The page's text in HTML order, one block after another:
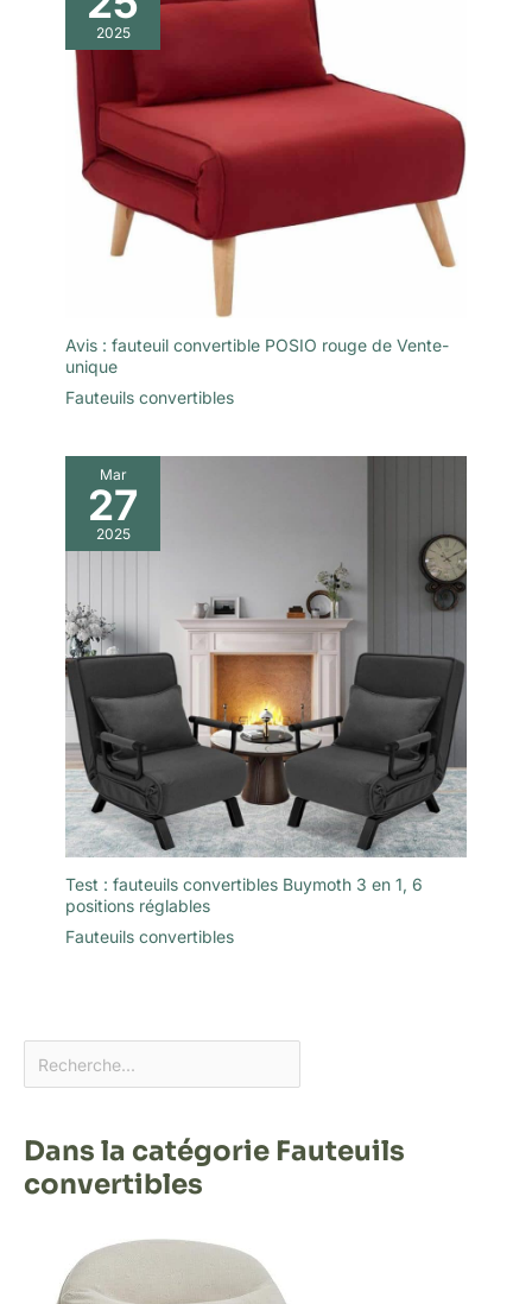
2025
Avis : fauteuil convertible POSIO rouge de Vente-
unique
Fauteuils convertibles
Mar
27
2025
Test : fauteuils convertibles Buymoth 3 en 1, 6
positions réglables
Fauteuils convertibles
Dans la catégorie Fauteuils
convertibles